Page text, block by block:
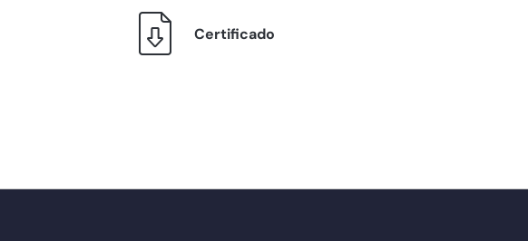
Certificado